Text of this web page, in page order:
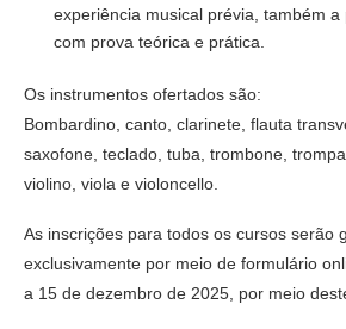
experiência musical prévia, também a
com prova teórica e prática.
Os instrumentos ofertados são:
Bombardino, canto, clarinete, flauta
saxofone, teclado, tuba, trombone,
violino, viola e violoncello.
As inscrições para todos os cursos serão
exclusivamente por meio de formulário
a 15 de dezembro de 2025, por meio